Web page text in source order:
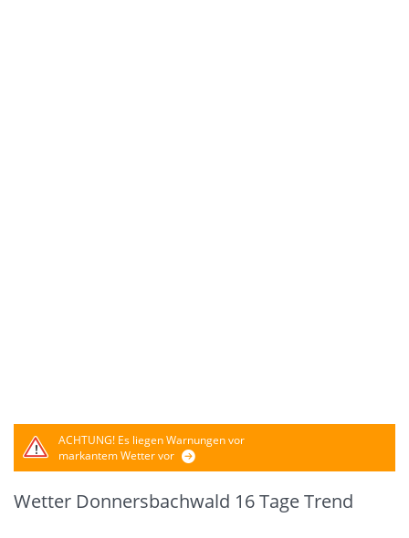
ACHTUNG!Es liegen Warnungen vor
markantem Wetter vor
Wetter Donnersbachwald 16 Tage Trend